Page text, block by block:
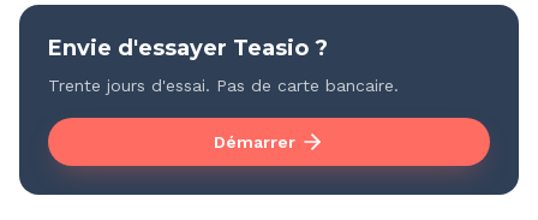
Envie d'essayer Teasio ?
Trente jours d'essai. Pas de carte bancaire.
Démarrer